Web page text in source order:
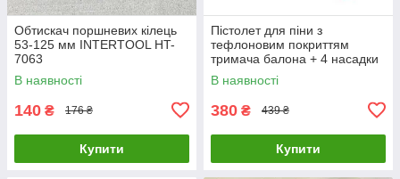
Обтискач поршневих кілець
53-125 мм INTERTOOL HT-
7063
В наявності
140 ₴ 176 ₴
Купити
Пістолет для піни з
тефлоновим покриттям
тримача балона + 4 насадки
професійний INTERTOOL PT-
0609
В наявності
380 ₴ 439 ₴
Купити